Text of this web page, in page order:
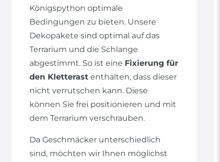
Königspython optimale
Bedingungen zu bieten. Unsere
Dekopakete sind optimal auf das
Terrarium und die Schlange
abgestimmt. So ist eine Fixierung für
den Kletterast enthalten, dass dieser
nicht verrutschen kann. Diese
können Sie frei positionieren und mit
dem Terrarium verschrauben.
Da Geschmäcker unterschiedlich
sind, möchten wir Ihnen möglichst